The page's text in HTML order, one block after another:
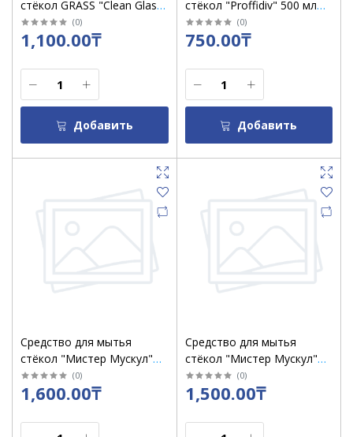
стёкол GRASS "Clean Glass"
"Лесные ягоды" флакон
600 мл
(0)
1,100.00₸
Добавить
стёкол "Proffidiv" 500 мл
лимон
(0)
750.00₸
Добавить
Средство для мытья
стёкол "Мистер Мускул"
530 мл Лаванда /кор 12 шт
(0)
1,600.00₸
Средство для мытья
стёкол "Мистер Мускул"
530 мл После дождя /кор
12 шт
(0)
1,500.00₸